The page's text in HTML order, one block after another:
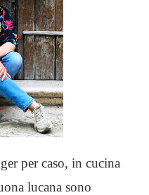
per caso, in cucina
lucana sono